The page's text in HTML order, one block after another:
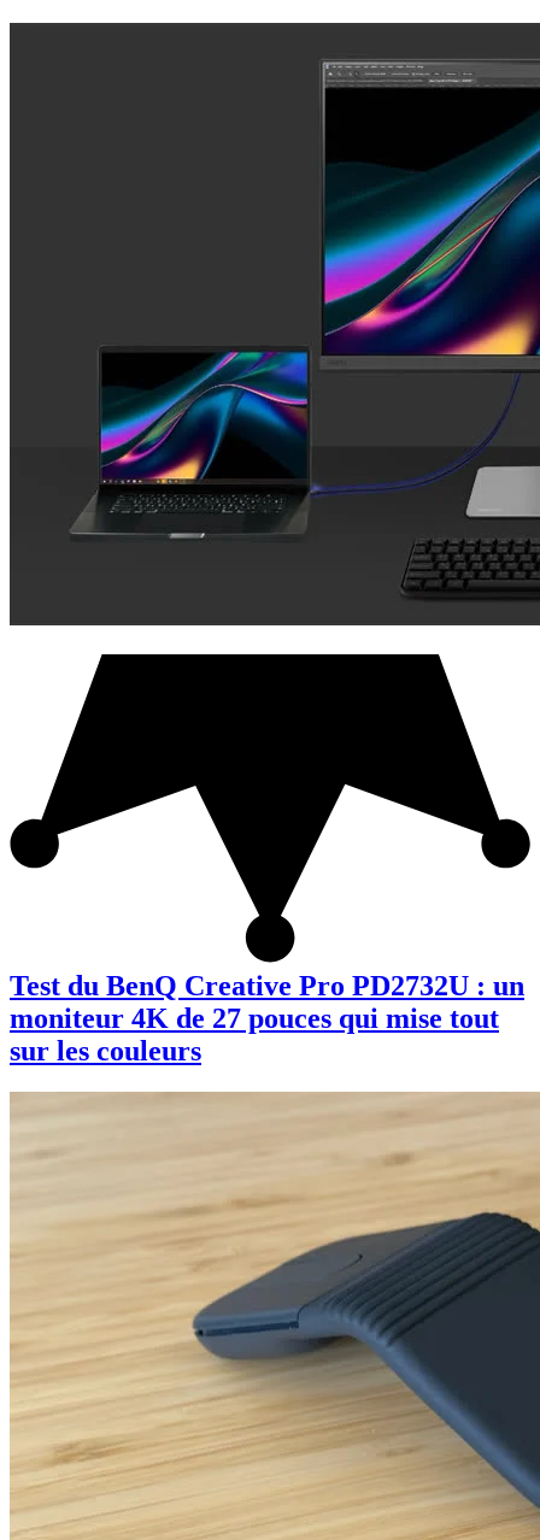
Test du BenQ Creative Pro PD2732U : un
moniteur 4K de 27 pouces qui mise tout
sur les couleurs